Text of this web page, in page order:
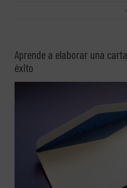
Aprende a elaborar una
éxito